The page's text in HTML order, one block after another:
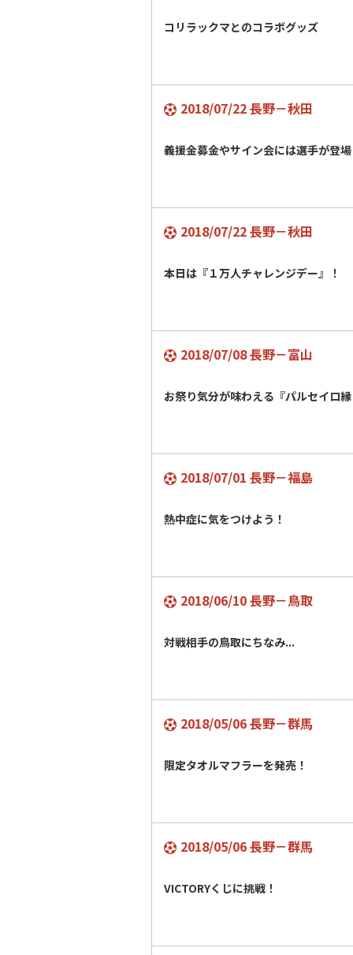
コリラックマとのコラボグッズ
2018/07/22 長野－秋田
義援金募金やサイン会には選手が登場
2018/07/22 長野－秋田
本日は『１万人チャレンジデー』！
2018/07/08 長野－富山
お祭り気分が味わえる『パルセイロ
2018/07/01 長野－福島
熱中症に気をつけよう！
2018/06/10 長野－鳥取
対戦相手の鳥取にちなみ...
2018/05/06 長野－群馬
限定タオルマフラーを発売！
2018/05/06 長野－群馬
VICTORYくじに挑戦！